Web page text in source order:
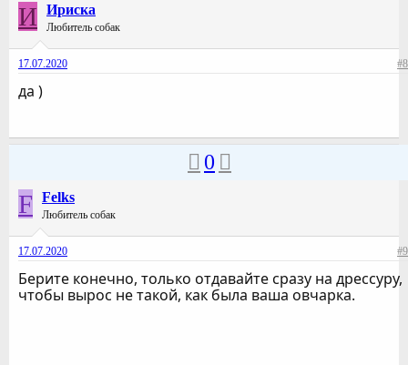
И Ириска
Любитель собак
17.07.2020 #8
да )
0
F Felks
Любитель собак
17.07.2020 #9
Берите конечно, только отдавайте сразу на дрессуру,
чтобы вырос не такой, как была ваша овчарка.